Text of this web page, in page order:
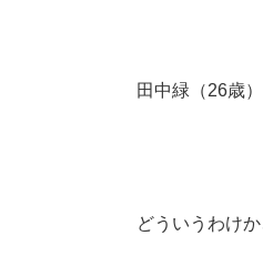
田中緑（26歳）
どういうわけ